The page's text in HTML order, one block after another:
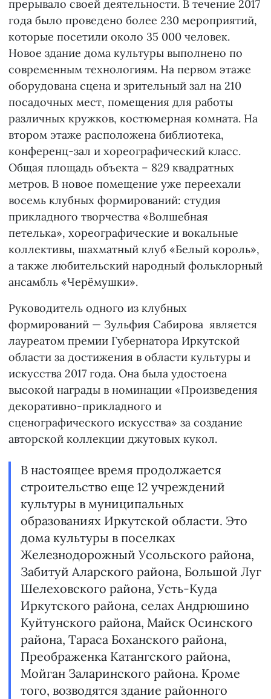
прерывало своей деятельности. В течение 2017
года было проведено более 230 мероприятий,
которые посетили около 35 000 человек.
Новое здание дома культуры выполнено по
современным технологиям. На первом этаже
оборудована сцена и зрительный зал на 210
посадочных мест, помещения для работы
различных кружков, костюмерная комната. На
втором этаже расположена библиотека,
конференц-зал и хореографический класс.
Общая площадь объекта – 829 квадратных
метров. В новое помещение уже переехали
восемь клубных формирований: студия
прикладного творчества «Волшебная
петелька», хореографические и вокальные
коллективы, шахматный клуб «Белый король»,
а также любительский народный фольклорный
ансамбль «Черёмушки».
Руководитель одного из клубных
формирований — Зульфия Сабирова является
лауреатом премии Губернатора Иркутской
области за достижения в области культуры и
искусства 2017 года. Она была удостоена
высокой награды в номинации «Произведения
декоративно-прикладного и
сценографического искусства» за создание
авторской коллекции джутовых кукол.
В настоящее время продолжается
строительство еще 12 учреждений
культуры в муниципальных
образованиях Иркутской области. Это
дома культуры в поселках
Железнодорожный Усольского района,
Забитуй Аларского района, Большой Луг
Шелеховского района, Усть-Куда
Иркутского района, селах Андрюшино
Куйтунского района, Майск Осинского
района, Тараса Боханского района,
Преображенка Катангского района,
Мойган Заларинского района. Кроме
того, возводятся здание районного